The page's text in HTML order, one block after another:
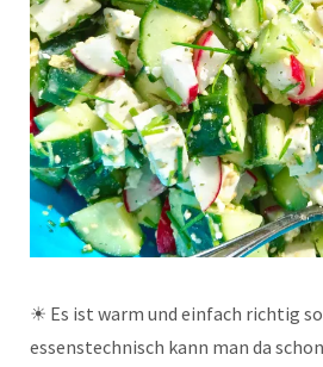
☀ Es ist warm und einfach richtig
essenstechnisch kann man da